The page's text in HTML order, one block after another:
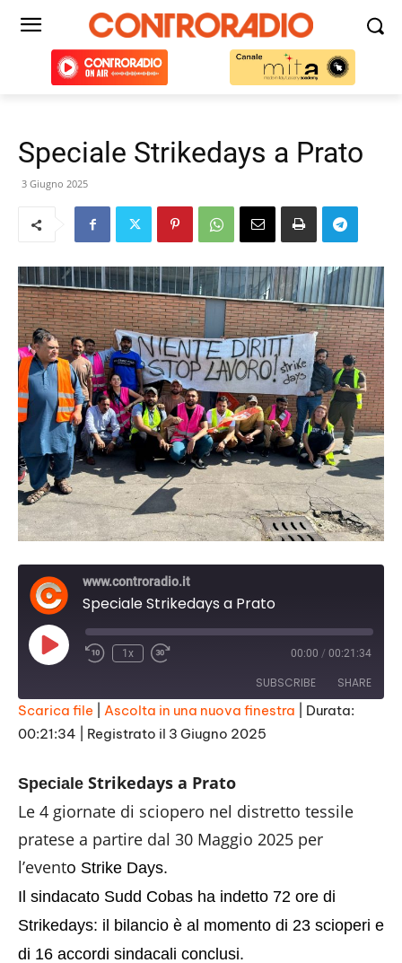
Speciale Strikedays a Prato
3 Giugno 2025
www.controradio.it
Speciale Strikedays a Prato
Play
Episode
1x 00:00 / 00:21:34
SUBSCRIBE SHARE
SHARE
EMBED
Scarica file Ascolta in una nuova finestra
Durata:
00:21:34
Registrato il 3 Giugno 2025
Speciale Strikedays a Prato
Le 4 giornate di sciopero nel distretto tessile
pratese a partire dal 30 Maggio 2025 per
l’evento Strike Days.
Il sindacato Sudd Cobas ha indetto 72 ore di
Strikedays: il bilancio è al momento di 23 scioperi e
di 16 accordi sindacali conclusi.